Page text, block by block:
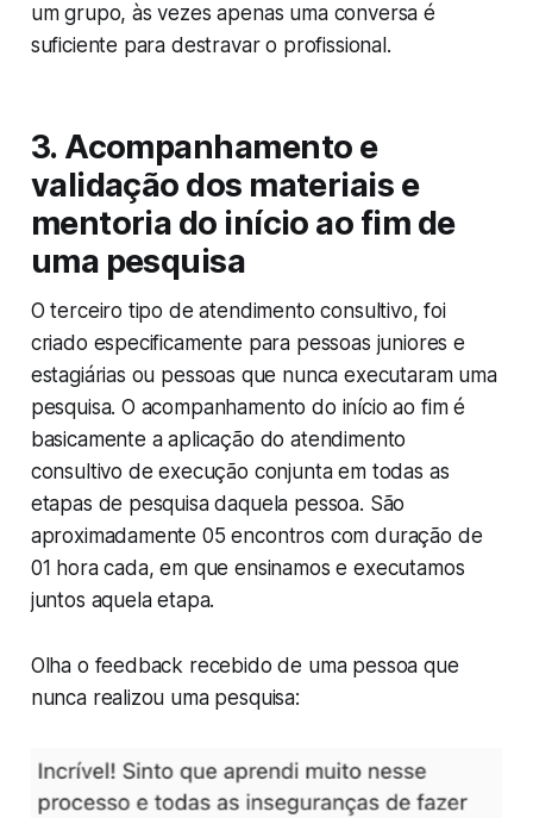
um grupo, às vezes apenas uma conversa é
suficiente para destravar o profissional.
3. Acompanhamento e
validação dos materiais e
mentoria do início ao fim de
uma pesquisa
O terceiro tipo de atendimento consultivo, foi
criado especificamente para pessoas juniores e
estagiárias ou pessoas que nunca executaram uma
pesquisa. O acompanhamento do início ao fim é
basicamente a aplicação do atendimento
consultivo de execução conjunta em todas as
etapas de pesquisa daquela pessoa. São
aproximadamente 05 encontros com duração de
01 hora cada, em que ensinamos e executamos
juntos aquela etapa.
Olha o feedback recebido de uma pessoa que
nunca realizou uma pesquisa: